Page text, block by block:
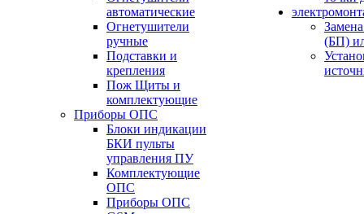
автоматические
Огнетушители
ручные
Подставки и
крепления
Пож Щиты и
комплектующие
Приборы ОПС
Блоки индикации
БКИ пульты
управления ПУ
Комплектующие
ОПС
Приборы ОПС
(БП)